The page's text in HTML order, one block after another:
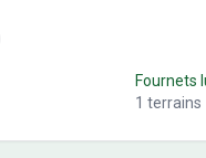
Fournets
1 terrains